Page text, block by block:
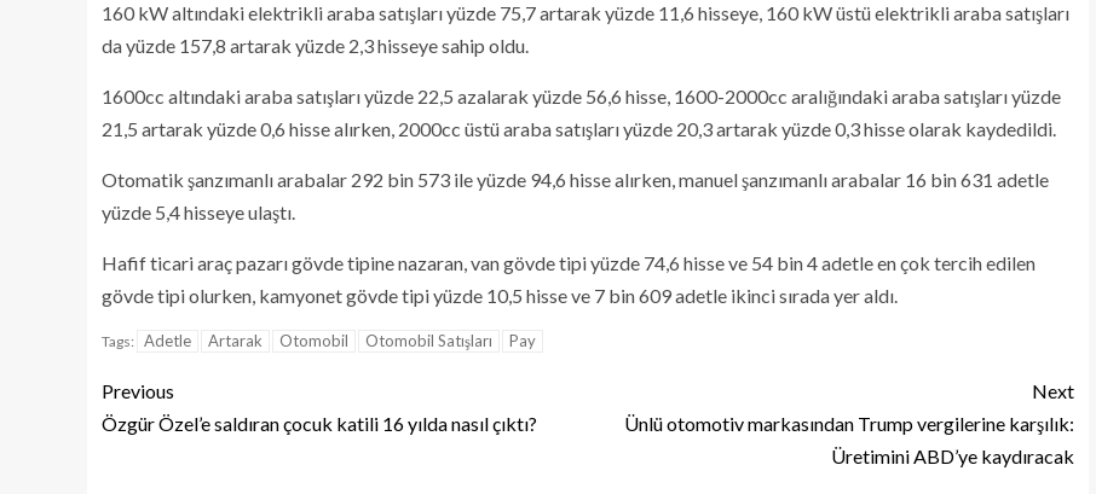
160 kW altındaki elektrikli araba satışları yüzde 75,7 artarak yüzde 11,6 hisseye, 160 kW üstü elektrikli araba satışları
da yüzde 157,8 artarak yüzde 2,3 hisseye sahip oldu.
1600cc altındaki araba satışları yüzde 22,5 azalarak yüzde 56,6 hisse, 1600-2000cc aralığındaki araba satışları yüzde
21,5 artarak yüzde 0,6 hisse alırken, 2000cc üstü araba satışları yüzde 20,3 artarak yüzde 0,3 hisse olarak kaydedildi.
Otomatik şanzımanlı arabalar 292 bin 573 ile yüzde 94,6 hisse alırken, manuel şanzımanlı arabalar 16 bin 631 adetle
yüzde 5,4 hisseye ulaştı.
Hafif ticari araç pazarı gövde tipine nazaran, van gövde tipi yüzde 74,6 hisse ve 54 bin 4 adetle en çok tercih edilen
gövde tipi olurken, kamyonet gövde tipi yüzde 10,5 hisse ve 7 bin 609 adetle ikinci sırada yer aldı.
Tags: Adetle Artarak Otomobil Otomobil Satışları Pay
Previous
Özgür Özel’e saldıran çocuk katili 16 yılda nasıl çıktı?
Next
Ünlü otomotiv markasından Trump vergilerine karşılık:
Üretimini ABD’ye kaydıracak